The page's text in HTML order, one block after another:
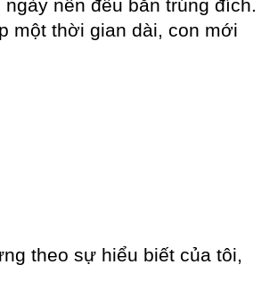
nên đều bắn trúng đích.
một thời gian dài, con mới
theo sự hiểu biết của tôi,